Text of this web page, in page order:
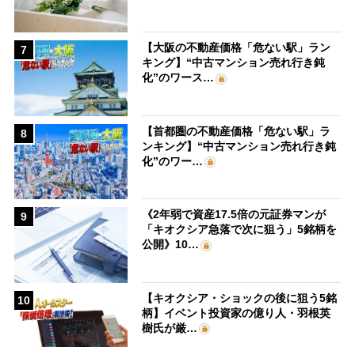
7
【大阪の不動産価格「危ない駅」ラン
キング】“中古マンション売れ行き鈍
化”のワース…
8
【首都圏の不動産価格「危ない駅」ラ
ンキング】“中古マンション売れ行き鈍
化”のワー…
9
《2年弱で資産17.5倍の元証券マンが
「キオクシア急落で次に狙う」5銘柄を
公開》10…
10
【キオクシア・ショックの後に狙う5銘
柄】イベント投資家の億り人・羽根英
樹氏が厳…